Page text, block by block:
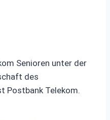
Senioren unter der
des
Postbank Telekom.